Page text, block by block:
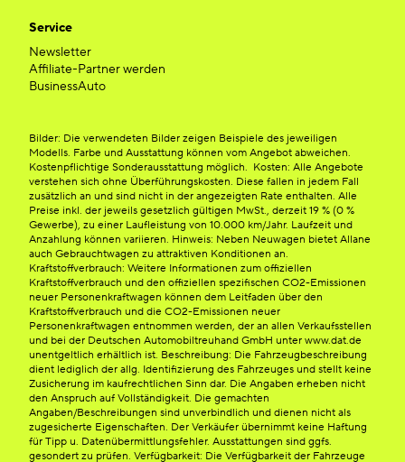
Service
Newsletter
Affiliate-Partner werden
BusinessAuto
Bilder: Die verwendeten Bilder zeigen Beispiele des jeweiligen
Modells. Farbe und Ausstattung können vom Angebot abweichen.
Kostenpflichtige Sonderausstattung möglich. Kosten: Alle Angebote
verstehen sich ohne Überführungskosten. Diese fallen in jedem Fall
zusätzlich an und sind nicht in der angezeigten Rate enthalten. Alle
Preise inkl. der jeweils gesetzlich gültigen MwSt., derzeit 19 % (0 %
Gewerbe), zu einer Laufleistung von 10.000 km/Jahr. Laufzeit und
Anzahlung können variieren. Hinweis: Neben Neuwagen bietet Allane
auch Gebrauchtwagen zu attraktiven Konditionen an.
Kraftstoffverbrauch: Weitere Informationen zum offiziellen
Kraftstoffverbrauch und den offiziellen spezifischen CO2-Emissionen
neuer Personenkraftwagen können dem Leitfaden über den
Kraftstoffverbrauch und die CO2-Emissionen neuer
Personenkraftwagen entnommen werden, der an allen Verkaufsstellen
und bei der Deutschen Automobiltreuhand GmbH unter www.dat.de
unentgeltlich erhältlich ist. Beschreibung: Die Fahrzeugbeschreibung
dient lediglich der allg. Identifizierung des Fahrzeuges und stellt keine
Zusicherung im kaufrechtlichen Sinn dar. Die Angaben erheben nicht
den Anspruch auf Vollständigkeit. Die gemachten
Angaben/Beschreibungen sind unverbindlich und dienen nicht als
zugesicherte Eigenschaften. Der Verkäufer übernimmt keine Haftung
für Tipp u. Datenübermittlungsfehler. Ausstattungen sind ggfs.
gesondert zu prüfen. Verfügbarkeit: Die Verfügbarkeit der Fahrzeuge